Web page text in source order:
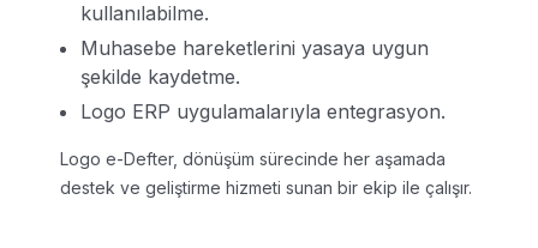
kullanılabilme.
Muhasebe hareketlerini yasaya uygun
şekilde kaydetme.
Logo ERP uygulamalarıyla entegrasyon.
Logo e-Defter, dönüşüm sürecinde her aşamada
destek ve geliştirme hizmeti sunan bir ekip ile çalışır.